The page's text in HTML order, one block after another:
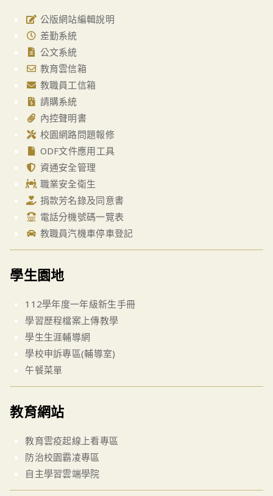
公版網站編輯說明
差勤系統
公文系統
教育雲信箱
教職員工信箱
請購系統
內控聲明書
校園網路問題報修
ODF文件應用工具
資通安全管理
職業安全衛生
捐款芳名錄及同意書
電話分機號碼一覽表
教職員汽機車停車登記
學生園地
112學年度一年級新生手冊
學習歷程檔案上傳教學
學生生涯輔導網
學校申訴專區(輔導室)
午餐菜單
教育網站
教育雲疫起線上看專區
防治校園霸凌專區
自主學習雲端學院